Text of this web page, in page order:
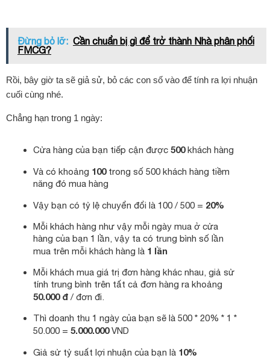
Đừng bỏ lỡ: Cần chuẩn bị gì để trở thành Nhà phân phối
FMCG?
Rồi, bây giờ ta sẽ giả sử, bỏ các con số vào để tính ra lợi nhuận
cuối cùng nhé.
Chẳng hạn trong 1 ngày:
Cửa hàng của bạn tiếp cận được 500khách hàng
Và có khoảng 100trong số 500 khách hàng tiềm
năng đó mua hàng
Vậy bạn có tỷ lệ chuyển đổi là 100 / 500 = 20%
Mỗi khách hàng như vậy mỗi ngày mua ở cửa
hàng của bạn 1 lần, vậy ta có trung bình số lần
mua trên mỗi khách hàng là 1 lần
Mỗi khách mua giá trị đơn hàng khác nhau, giả sử
tính trung bình trên tất cả đơn hàng ra khoảng
50.000 đ / đơn đi.
Thì doanh thu 1 ngày của bạn sẽ là 500 * 20% * 1 *
50.000 = 5.000.000VND
Giả sử tỷ suất lợi nhuận của bạn là 10%